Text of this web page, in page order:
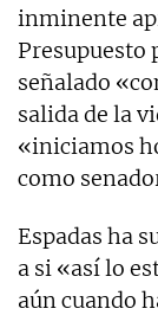
inminente
Presupuesto
señalado
salida de la
«iniciamos
como
Espadas ha
a si «así lo
aún cuando